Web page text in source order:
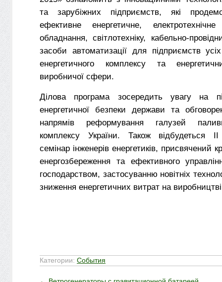
та зарубіжних підприємств, які
ефективне енергетичне,
обладнання, світлотехніку, кабельно-
засоби автоматизації для підприємств
енергетичного комплексу та
виробничої сфери.
Ділова програма зосередить увагу на
енергетичної безпеки держави та
напрямів реформування галузей
комплексу України. Також відбудеться ІІ
семінар інженерів енергетиків, присвячений
енергозбереження та ефективного
господарством, застосуванню новітніх
зниження енергетичних витрат на
Категории: События